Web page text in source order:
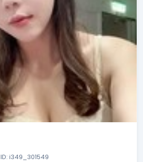
ID: i349_301549